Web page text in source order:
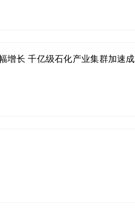
增长 千亿级石化产业集群加速成